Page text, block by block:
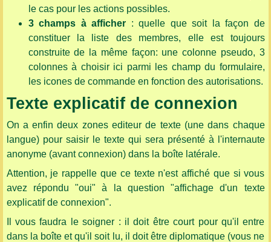
le cas pour les actions possibles.
3 champs à afficher : quelle que soit la façon de
constituer la liste des membres, elle est toujours
construite de la même façon: une colonne pseudo, 3
colonnes à choisir ici parmi les champ du formulaire,
les icones de commande en fonction des autorisations.
Texte explicatif de connexion
On a enfin deux zones editeur de texte (une dans chaque
langue) pour saisir le texte qui sera présenté à l'internaute
anonyme (avant connexion) dans la boîte latérale.
Attention, je rappelle que ce texte n'est affiché que si vous
avez répondu "oui" à la question "affichage d'un texte
explicatif de connexion".
Il vous faudra le soigner : il doit être court pour qu'il entre
dans la boîte et qu'il soit lu, il doit être diplomatique (vous ne